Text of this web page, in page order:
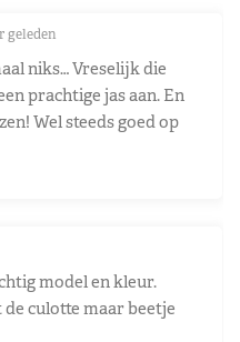
geleden
niks… Vreselijk die
prachtige jas aan. En
Wel steeds goed op
model en kleur.
culotte maar beetje